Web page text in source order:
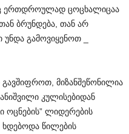
ერთდროულად ცოცხალიცაა
ბრუნდება, თან არ
გამოვიყენოთ _
გავშიფროთ, მიზანშეწონილია
კულისებიდან
ოცნების” ლიდერების
წილების